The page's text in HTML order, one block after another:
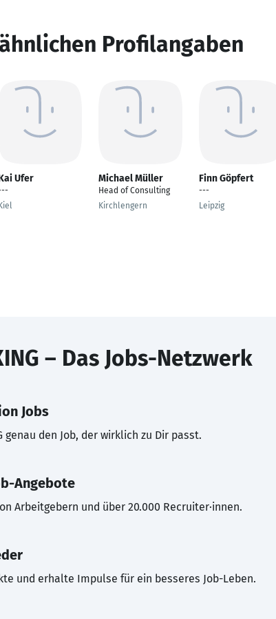
Profilangaben
Ufer
Kiel
Michael Müller
Head of Consulting
Kirchlengern
Finn Göpfert
---
Leipzig
– Das Jobs-Netzwerk
Jobs
genau den Job, der wirklich zu Dir passt.
Angebote
Arbeitgebern und über 20.000 Recruiter·innen.
und erhalte Impulse für ein besseres Job-Leben.